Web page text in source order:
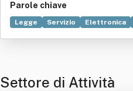
Parole chiave
Legge Servizio Elettronica
Settore di Attività